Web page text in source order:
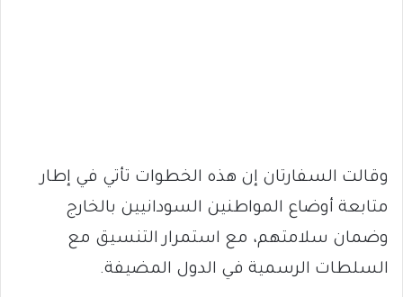
وقالت السفارتان إن هذه الخطوات تأتي في إطار
متابعة أوضاع المواطنين السودانيين بالخارج
وضمان سلامتهم، مع استمرار التنسيق مع
السلطات الرسمية في الدول المضيفة.